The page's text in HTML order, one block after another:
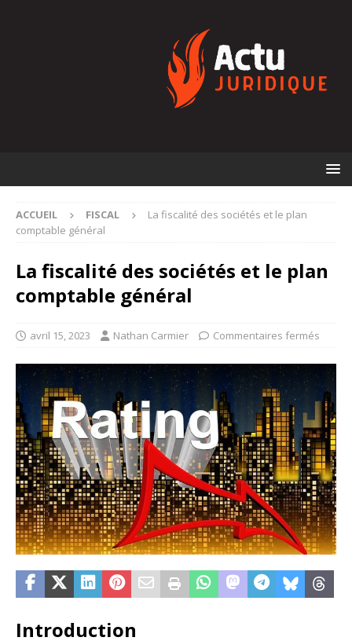
ACCUEIL FISCAL
La fiscalité des sociétés et le plan
comptable général
La fiscalité des sociétés et le plan
comptable général
avril 15, 2023 Nathan Carmier Commentaires fermés
Introduction